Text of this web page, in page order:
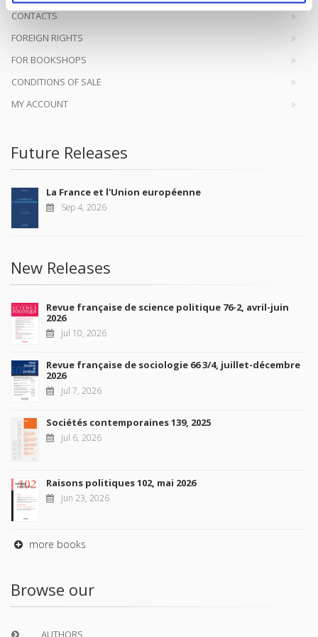
CONTACTS
FOREIGN RIGHTS
FOR BOOKSHOPS
CONDITIONS OF SALE
MY ACCOUNT
Future Releases
La France et l'Union européenne
Sep 4, 2026
New Releases
Revue française de science politique 76-2, avril-juin
2026
Jul 10, 2026
Revue française de sociologie 66 3/4, juillet-décembre
2026
Jul 7, 2026
Sociétés contemporaines 139, 2025
Jul 6, 2026
Raisons politiques 102, mai 2026
Jun 23, 2026
more books
Browse our
AUTHORS